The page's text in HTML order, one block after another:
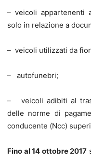
– veicoli appartenenti
solo in relazione a
– veicoli utilizzati da
– autofunebri;
– veicoli adibiti al
delle norme di
conducente (Ncc)
Fino al 14 ottobre 2017